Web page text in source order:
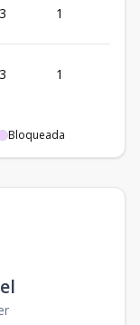
3 1
3 1
Bloqueada